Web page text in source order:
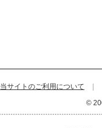
当サイトのご利用について
©